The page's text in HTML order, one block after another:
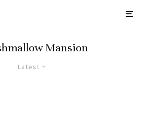
Mansion
Latest